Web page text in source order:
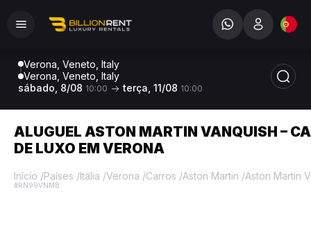
Verona, Veneto, Italy
Verona, Veneto, Italy
sábado, 8/08 10:00 terça, 11/08 10:00
ALUGUEL ASTON MARTIN VANQUISH –
DE LUXO EM VERONA
Início /Países /Itália /Verona /Carros /Aston Martin /Aston Martin
#RN99VNMB